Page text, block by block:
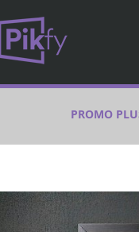
PROMO